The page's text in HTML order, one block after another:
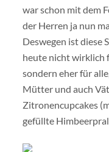
war schon mit dem
der Herren ja nun
Deswegen ist diese
heute nicht wirklich
sondern eher für
Mütter und auch
Zitronencupcakes
gefüllte